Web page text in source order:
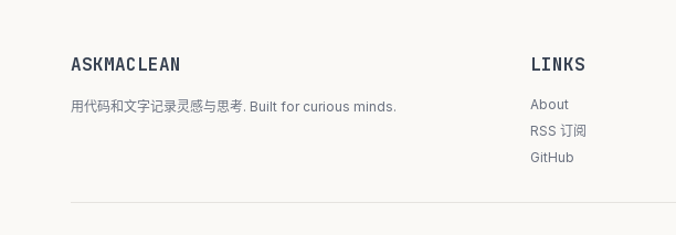
ASKMACLEAN
用代码和文字记录灵感与思考. Built for curious minds.
LINKS
About
RSS 订阅
GitHub